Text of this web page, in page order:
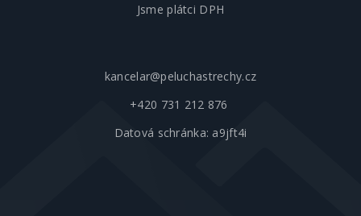
Jsme plátci DPH
kancelar@peluchastrechy.cz
+420 731 212 876
Datová schránka: a9jft4i